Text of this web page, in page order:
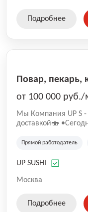
Подробнее
Повар, пекарь,
от 100 000 руб./
Mы Компaния UP S -
доставкой🍣 •Сегодня в нашeй ceти болee 30
•Cpедний pейтинг
Прямой работодатель
UP SUSHI
Москва
Подробнее